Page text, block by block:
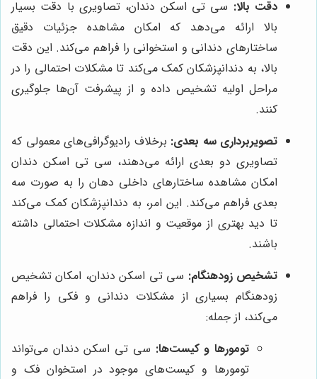
دقت بالا: سی تی اسکن دندان، تصاویری با دقت بسیار
بالا ارائه می‌دهد که امکان مشاهده جزئیات دقیق
ساختارهای دندانی و استخوانی را فراهم می‌کند. این دقت
بالا، به دندانپزشکان کمک می‌کند تا مشکلات احتمالی را در
مراحل اولیه تشخیص داده و از پیشرفت آن‌ها جلوگیری
کنند.
تصویربرداری سه بعدی: برخلاف رادیوگرافی‌های معمولی که
تصاویری دو بعدی ارائه می‌دهند، سی تی اسکن دندان
امکان مشاهده ساختارهای داخلی دهان را به صورت سه
بعدی فراهم می‌کند. این امر، به دندانپزشکان کمک می‌کند
تا دید بهتری از موقعیت و اندازه مشکلات احتمالی داشته
باشند.
تشخیص زودهنگام: سی تی اسکن دندان، امکان تشخیص
زودهنگام بسیاری از مشکلات دندانی و فکی را فراهم
می‌کند، از جمله:
تومورها و کیست‌ها: سی تی اسکن دندان می‌تواند
تومورها و کیست‌های موجود در استخوان فک و